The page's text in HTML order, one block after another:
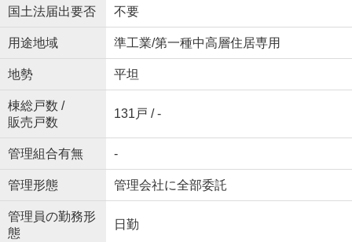
国土法届出要否 不要
用途地域 準工業/第一種中高層住居専用
地勢 平坦
棟総戸数 /
販売戸数
131戸 / -
管理組合有無 -
管理形態 管理会社に全部委託
管理員の勤務形
態
日勤